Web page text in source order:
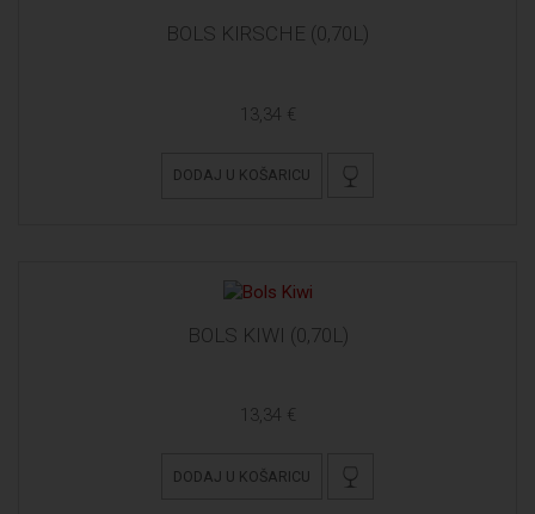
BOLS KIRSCHE (0,70L)
13,34 €
DODAJ U KOŠARICU
BOLS KIWI (0,70L)
13,34 €
DODAJ U KOŠARICU